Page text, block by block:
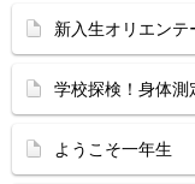
新入生オリエンテ
学校探検！身体
ようこそ一年生